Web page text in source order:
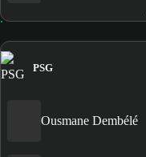
PSG
Ousmane Dembélé